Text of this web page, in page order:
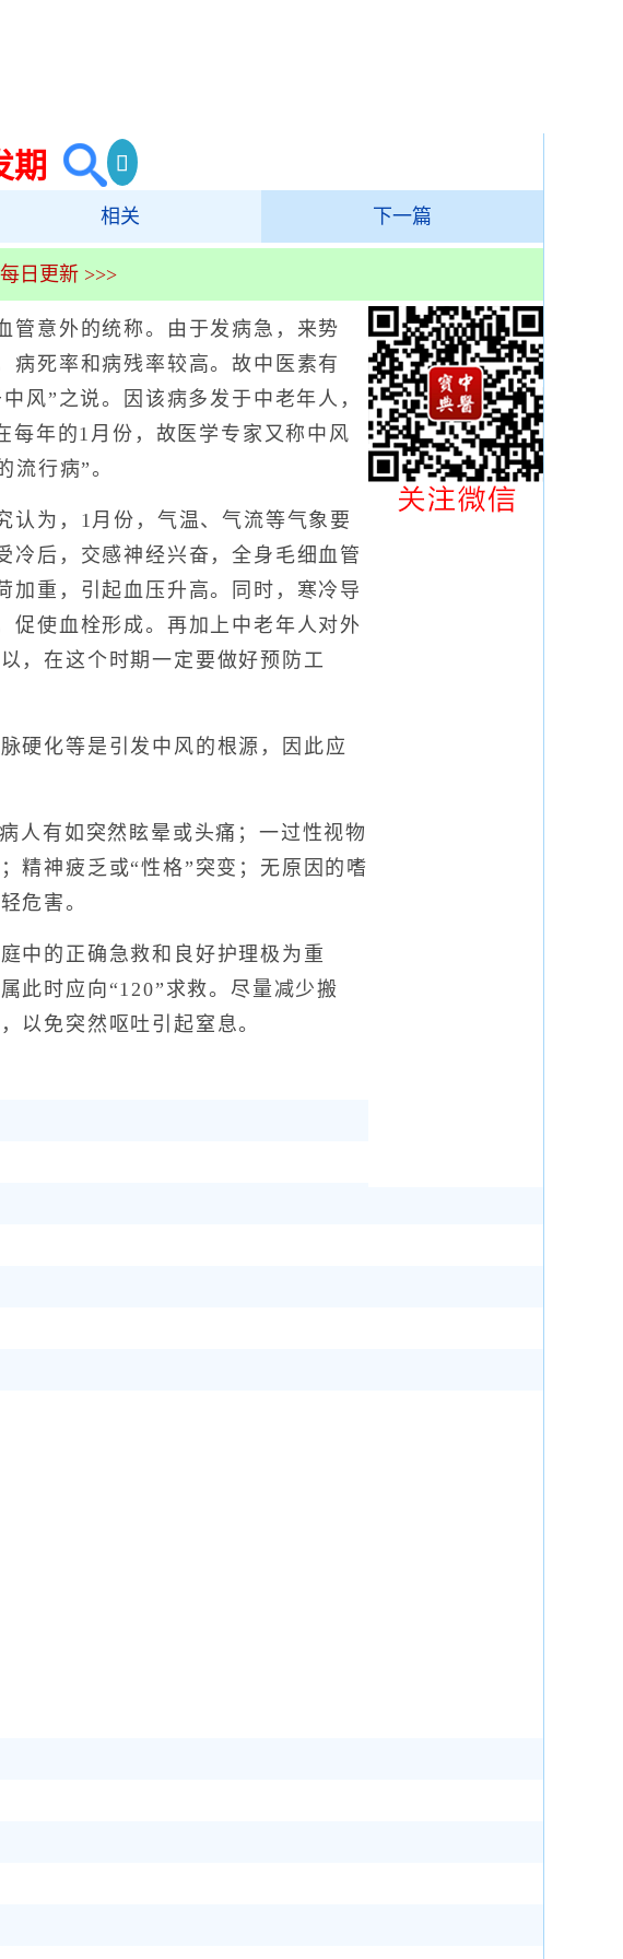
期
相关 下一篇
日更新 >>>
意外的统称。由于发病急，来势
病死率和病残率较高。故中医素有
风”之说。因该病多发于中老年人，
每年的1月份，故医学专家又称中风
流行病”。
为，1月份，气温、气流等气象要
冷后，交感神经兴奋，全身毛细血管
加重，引起血压升高。同时，寒冷导
促使血栓形成。再加上中老年人对外
，在这个时期一定要做好预防工
化等是引发中风的根源，因此应
有如突然眩晕或头痛；一过性视物
精神疲乏或“性格”突变；无原因的嗜
危害。
的正确急救和良好护理极为重
此时应向“120”求救。尽量减少搬
以免突然呕吐引起窒息。